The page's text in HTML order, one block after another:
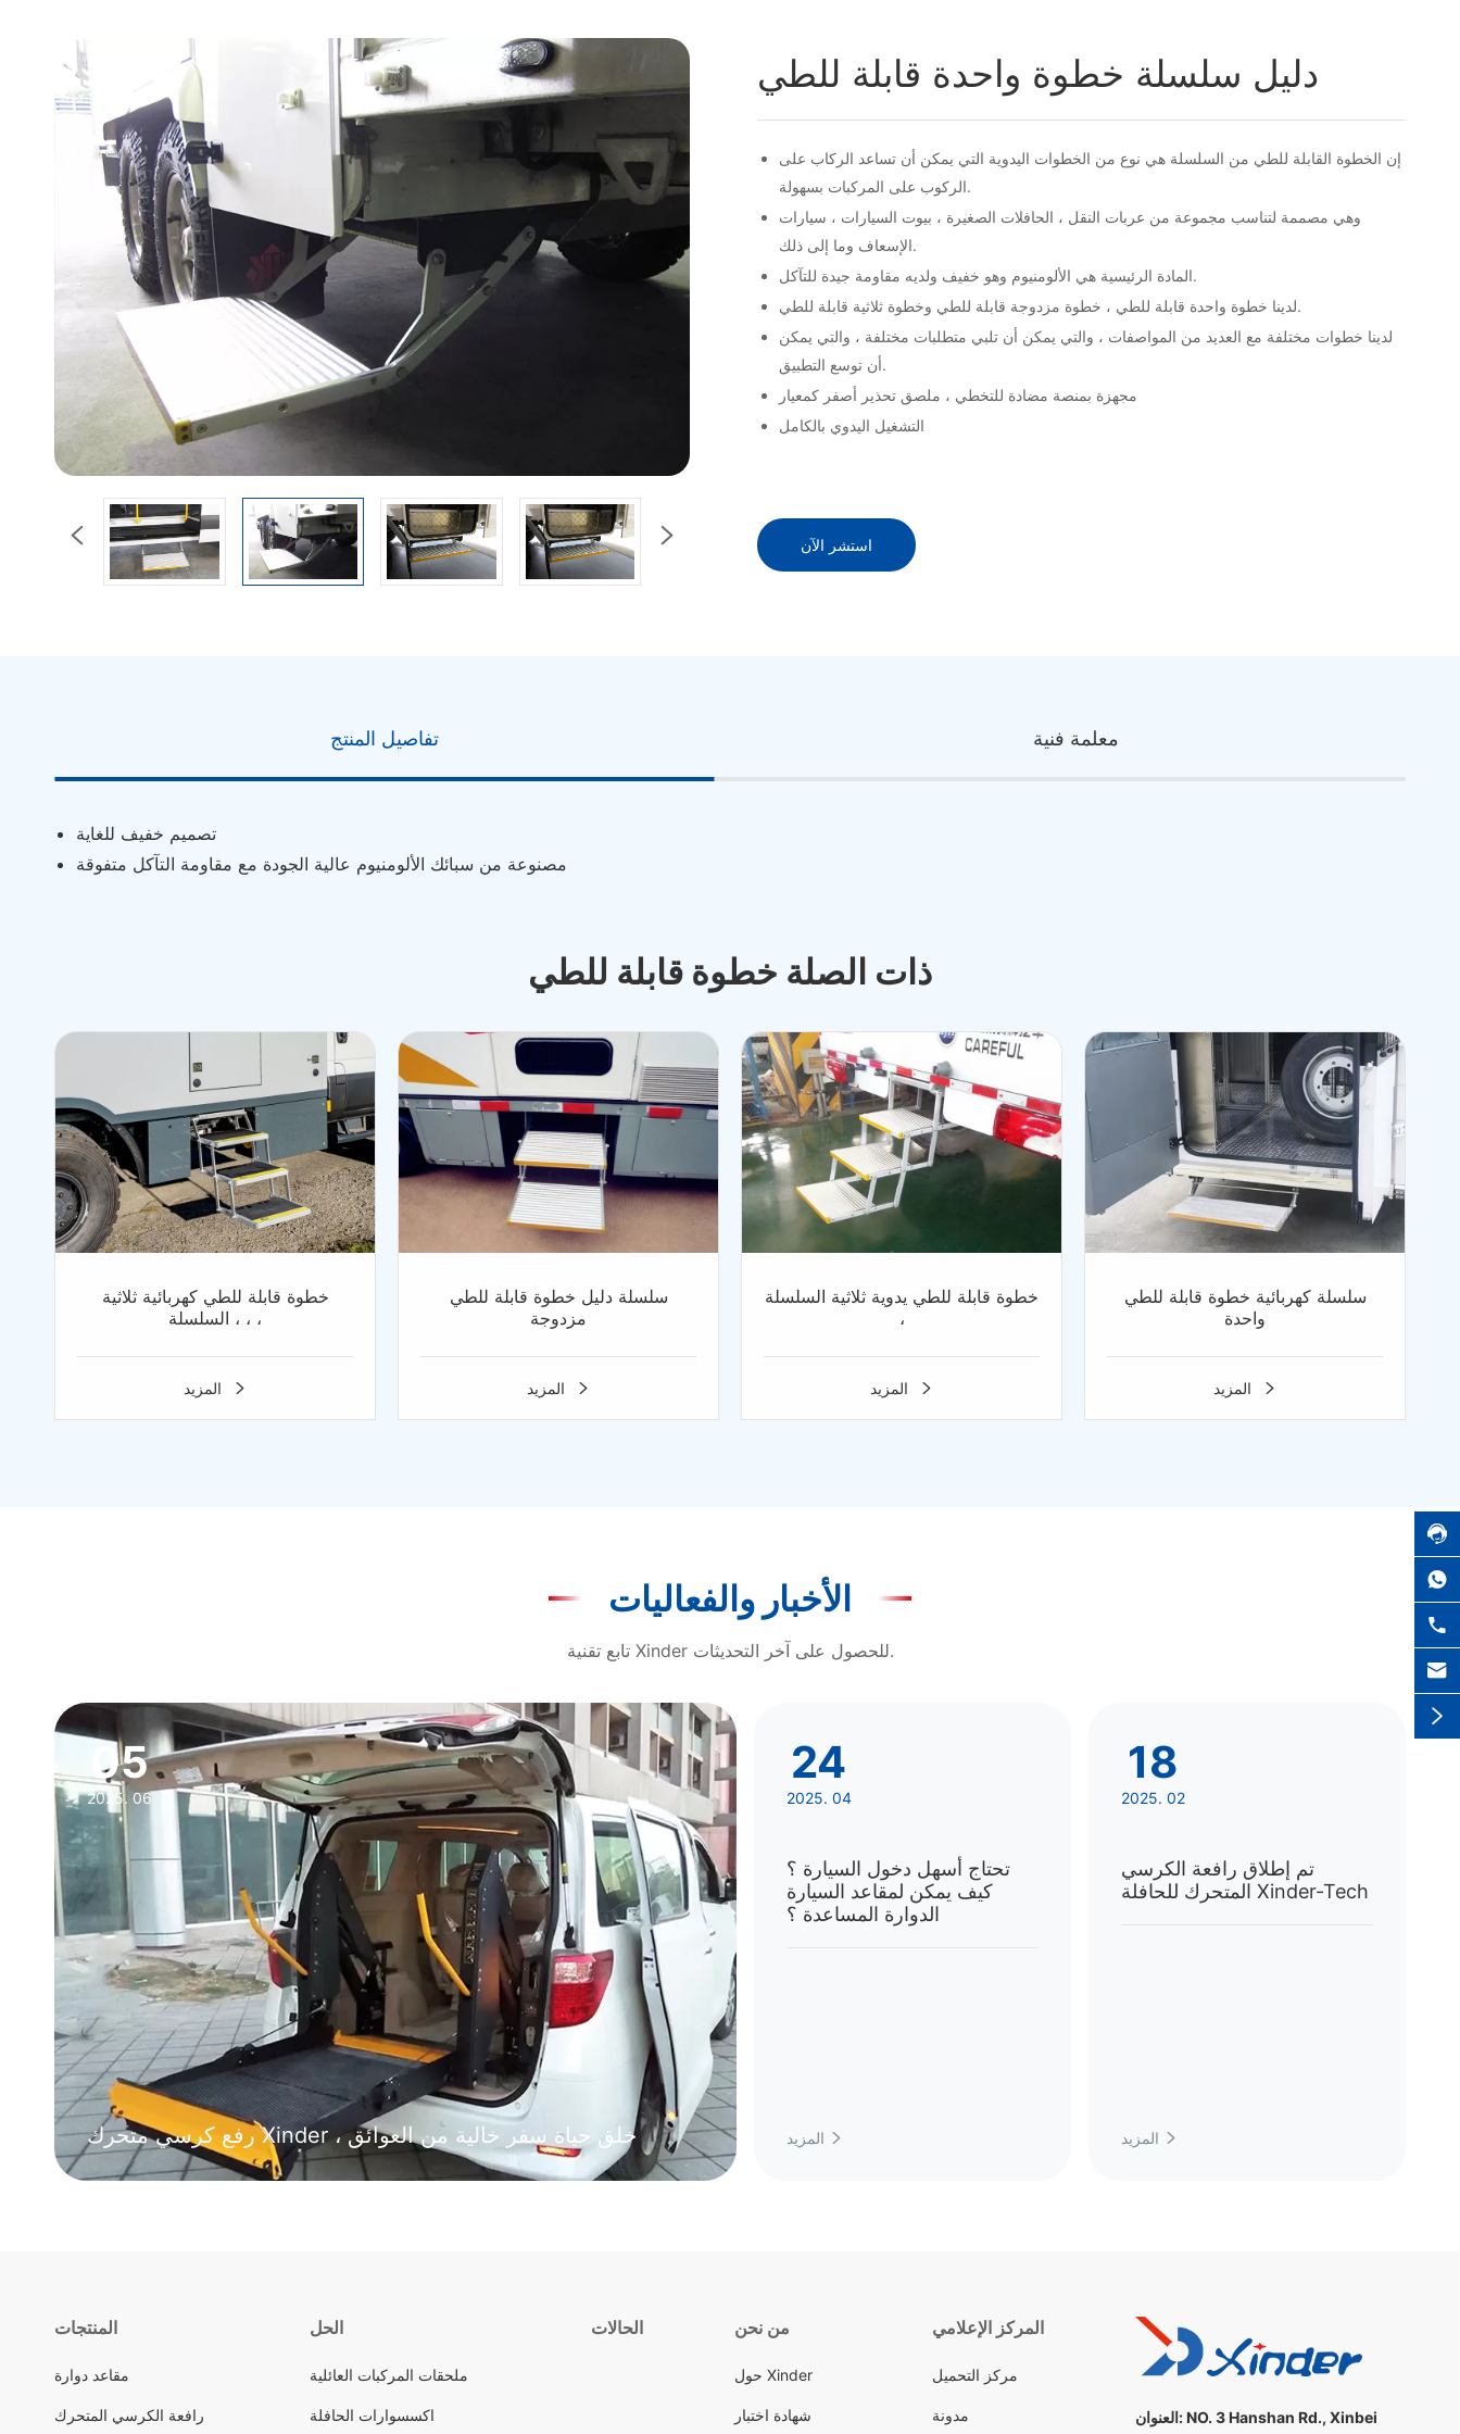
 
دليل سلسلة خطوة واحدة قابلة للطي
إن الخطوة القابلة للطي من السلسلة هي نوع من الخطوات اليدوية التي يمكن أن تساعد الركاب على
الركوب على المركبات بسهولة.
وهي مصممة لتناسب مجموعة من عربات النقل ، الحافلات الصغيرة ، بيوت السيارات ، سيارات
الإسعاف وما إلى ذلك.
المادة الرئيسية هي الألومنيوم وهو خفيف ولديه مقاومة جيدة للتآكل.
لدينا خطوة واحدة قابلة للطي ، خطوة مزدوجة قابلة للطي وخطوة ثلاثية قابلة للطي.
لدينا خطوات مختلفة مع العديد من المواصفات ، والتي يمكن أن تلبي متطلبات مختلفة ، والتي يمكن
أن توسع التطبيق.
مجهزة بمنصة مضادة للتخطي ، ملصق تحذير أصفر كمعيار
التشغيل اليدوي بالكامل
استشر الآن
تفاصيل المنتج معلمة فنية
تصميم خفيف للغاية
مصنوعة من سبائك الألومنيوم عالية الجودة مع مقاومة التآكل متفوقة
ذات الصلة خطوة قابلة للطي
خطوة قابلة للطي كهربائية ثلاثية
السلسلة ، ، ،

سلسلة دليل خطوة قابلة للطي
مزدوجة

خطوة قابلة للطي يدوية ثلاثية السلسلة
،

سلسلة كهربائية خطوة قابلة للطي
واحدة

الأخبار والفعاليات
تابع تقنية Xinder للحصول على آخر التحديثات.
05
2025. 06
رفع كرسي متحرك Xinder ، خلق حياة سفر خالية من العوائق
24
2025. 04
تحتاج أسهل دخول السيارة ؟
كيف يمكن لمقاعد السيارة
الدوارة المساعدة ؟

18
2025. 02
تم إطلاق رافعة الكرسي
المتحرك للحافلة Xinder-Tech

المنتجات
مقاعد دوارة
رافعة الكرسي المتحرك
الحل
ملحقات المركبات العائلية
اكسسوارات الحافلة
الحالات من نحن
حول Xinder
شهادة اختبار
المركز الإعلامي
مركز التحميل
مدونة العنوان:NO. 3 Hanshan Rd., Xinbei




